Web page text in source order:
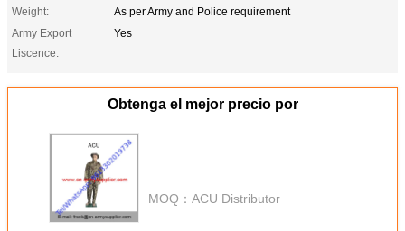
Weight:
As per Army and Police requirement
Army Export
Liscence:
Yes
Obtenga el mejor precio por
MOQ： ACU Distributor